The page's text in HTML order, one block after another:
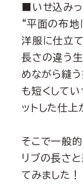
■いせ込み
“平面の布地
洋服に仕立
長さの違う
めながら縫
も短くしてい
ットした仕上
そこで一般
リブの長さ
てみました！